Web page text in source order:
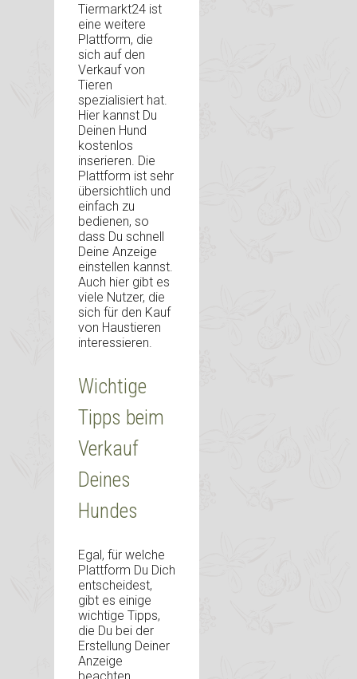
Tiermarkt24 ist
eine weitere
Plattform, die
sich auf den
Verkauf von
Tieren
spezialisiert hat.
Hier kannst Du
Deinen Hund
kostenlos
inserieren. Die
Plattform ist sehr
übersichtlich und
einfach zu
bedienen, so
dass Du schnell
Deine Anzeige
einstellen kannst.
Auch hier gibt es
viele Nutzer, die
sich für den Kauf
von Haustieren
interessieren.
Wichtige
Tipps beim
Verkauf
Deines
Hundes
Egal, für welche
Plattform Du Dich
entscheidest,
gibt es einige
wichtige Tipps,
die Du bei der
Erstellung Deiner
Anzeige
beachten